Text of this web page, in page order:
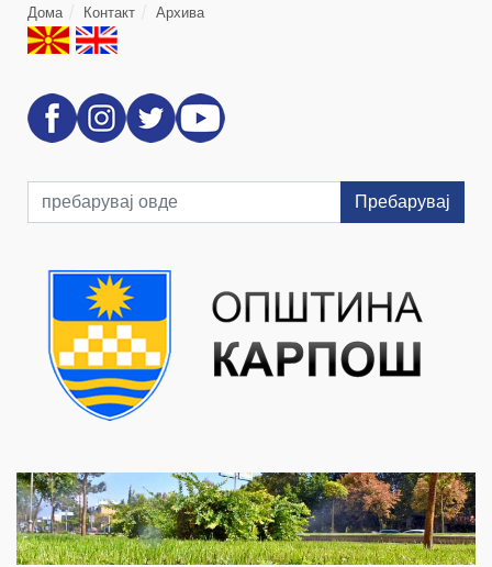
Дома Контакт Архива
Пребарувај